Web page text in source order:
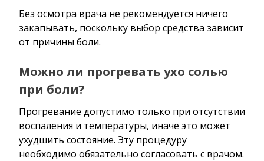
Без осмотра врача не рекомендуется ничего
закапывать, поскольку выбор средства зависит
от причины боли.
Можно ли прогревать ухо солью
при боли?
Прогревание допустимо только при отсутствии
воспаления и температуры, иначе это может
ухудшить состояние. Эту процедуру
необходимо обязательно согласовать с врачом.